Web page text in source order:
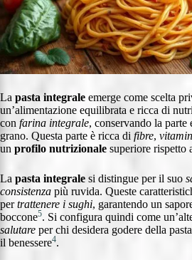
La pasta integrale emerge come scelta
un’alimentazione equilibrata e ricca di
con farina integrale, conservando la parte
grano. Questa parte è ricca di fibre,
un profilo nutrizionale superiore rispetto
La pasta integrale si distingue per il suo
consistenza più ruvida. Queste
pertrattenere i sughi, garantendo un
boccone5. Si configura quindi come
salutare per chi desidera godere della
il benessere4.